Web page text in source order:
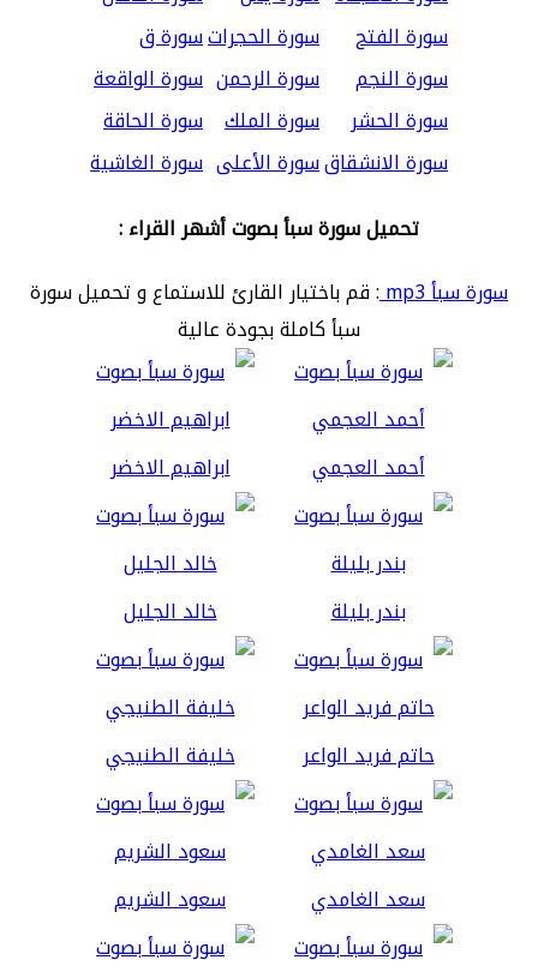
سورة الفتح
سورة الحجراتسورة ق
سورة النجم
سورة الرحمن سورة الواقعة
سورة الحشر
سورة الملك سورة الحاقة
سورة الانشقاقسورة الأعلى سورة الغاشية
تحميل سورة سبأ بصوت أشهر القراء :
سورة سبأ mp3
: قم باختيار القارئ للاستماع و تحميل سورة
سبأ كاملة بجودة عالية
أحمد العجمي ابراهيم الاخضر
بندر بليلة خالد الجليل
حاتم فريد الواعر خليفة الطنيجي
سعد الغامدي سعود الشريم